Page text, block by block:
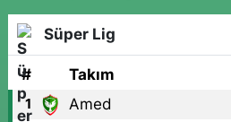
Süper Lig
# Takım
1 Amed